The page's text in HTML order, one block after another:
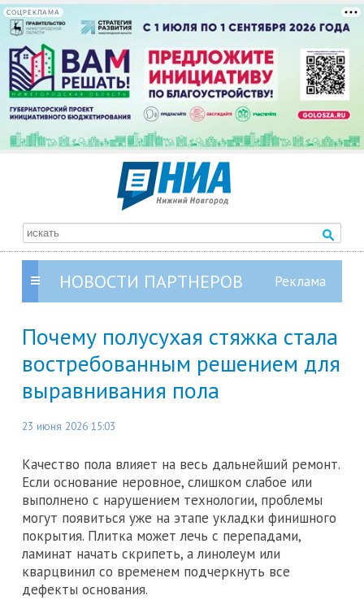
СОЦРЕКЛАМА
НОВОСТИ ПАРТНЕРОВ
Почему полусухая стяжка стала
востребованным решением для
выравнивания пола
23 июня 2026 15:03
Качество пола влияет на весь дальнейший ремонт.
Если основание неровное, слишком слабое или
выполнено с нарушением технологии, проблемы
могут появиться уже на этапе укладки финишного
покрытия. Плитка может лечь с перепадами,
ламинат начать скрипеть, а линолеум или
кварцвинил со временем подчеркнуть все
дефекты основания.